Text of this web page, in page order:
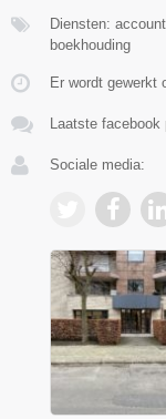
Diensten:
boekhouding
Er wordt gewerkt
Laatste facebook
Sociale media: